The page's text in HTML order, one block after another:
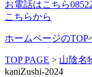
お電話はこちら
こちらから
ホームページのTOP
TOP PAGE > 山陰名
kaniZushi-2024